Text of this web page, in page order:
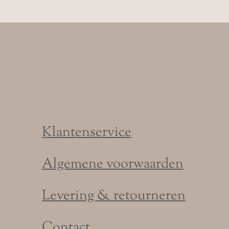
Klantenservice
Algemene voorwaarden
Levering & retourneren